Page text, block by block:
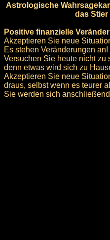
Astrologische
das
Positive finanzielle
Akzeptieren Sie neue
Es stehen Veränderungen an!
Versuchen Sie heute nicht zu
denn etwas wird sich zu
Akzeptieren Sie neue
draus, selbst wenn es teurer
Sie werden sich